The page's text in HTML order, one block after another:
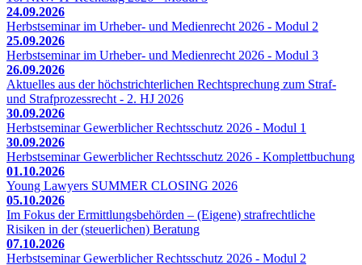
24.09.2026
Herbstseminar im Urheber- und Medienrecht 2026 - Modul 2
25.09.2026
Herbstseminar im Urheber- und Medienrecht 2026 - Modul 3
26.09.2026
Aktuelles aus der höchstrichterlichen Rechtsprechung zum Straf-
und Strafprozessrecht - 2. HJ 2026
30.09.2026
Herbstseminar Gewerblicher Rechtsschutz 2026 - Modul 1
30.09.2026
Herbstseminar Gewerblicher Rechtsschutz 2026 - Komplettbuchung
01.10.2026
Young Lawyers SUMMER CLOSING 2026
05.10.2026
Im Fokus der Ermittlungsbehörden – (Eigene) strafrechtliche
Risiken in der (steuerlichen) Beratung
07.10.2026
Herbstseminar Gewerblicher Rechtsschutz 2026 - Modul 2